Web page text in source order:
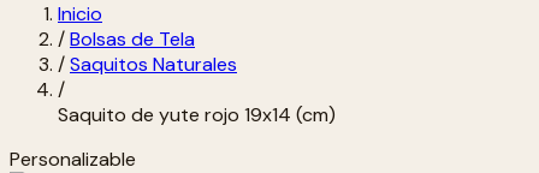
Inicio
/Bolsas de Tela
/Saquitos Naturales
/
Saquito de yute rojo 19x14 (cm)
Personalizable